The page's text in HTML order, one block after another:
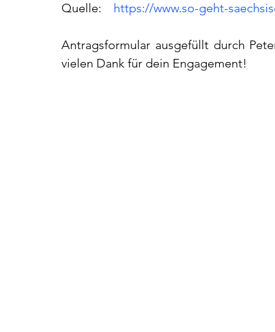
Quelle: https://www.so-geht-
Antragsformular ausgefüllt durch
vielen Dank für dein Engagement!